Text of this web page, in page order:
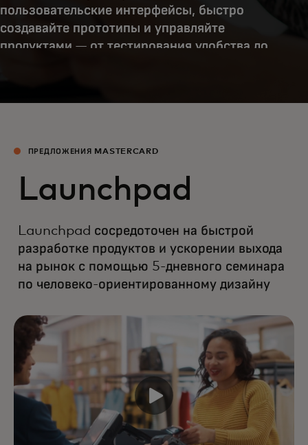
пользовательские интерфейсы, быстро
создавайте прототипы и управляйте
продуктами — от тестирования удобства до
ПРЕДЛОЖЕНИЯ MASTERCARD
Launchpad
Launchpad сосредоточен на быстрой
разработке продуктов и ускорении выхода
на рынок с помощью 5-дневного семинара
по человеко-ориентированному дизайну